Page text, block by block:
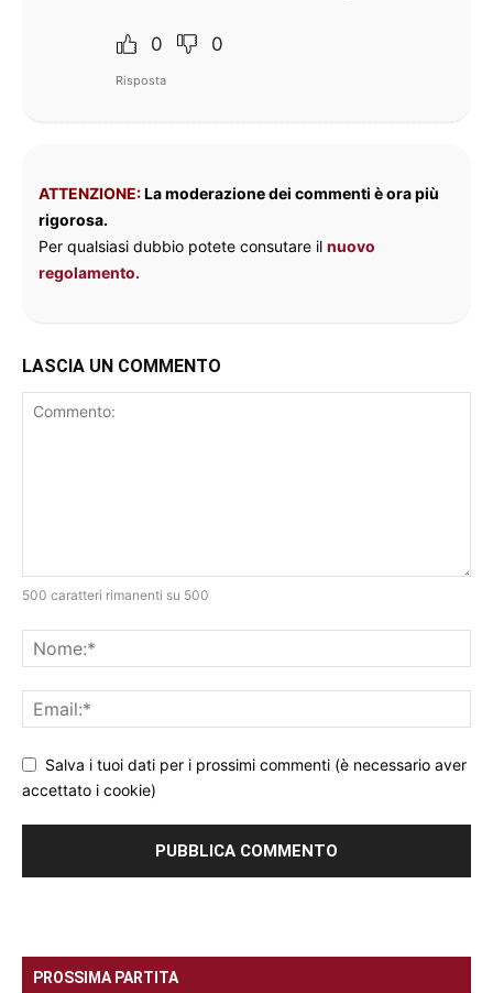
0 0
Risposta
ATTENZIONE:La moderazione dei commenti è ora più
rigorosa.
Per qualsiasi dubbio potete consutare il nuovo
regolamento.
LASCIA UN COMMENTO
500 caratteri rimanenti su 500
Salva i tuoi dati per i prossimi commenti (è necessario aver
accettato i cookie)
PROSSIMA PARTITA